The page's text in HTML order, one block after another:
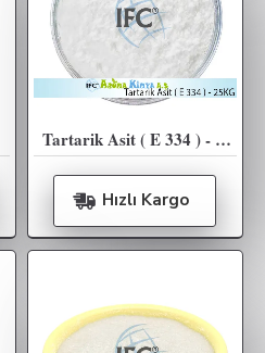
Tartarik Asit ( E 334 ) - 25KG
Hızlı Kargo